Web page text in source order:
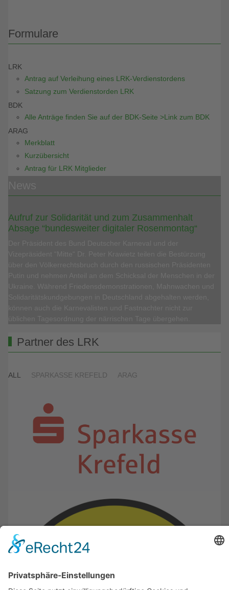
Formulare
LRK
Antrag auf Verleihung eines LRK-Verdienstordens
Satzung zum Verdienstorden LRK
BDK
Alle Anträge finden Sie auf der BDK-Seite >Link zum BDK
ARAG
Merkblatt
Kurzübersicht
Antrag für LRK Mitglieder
Aufruf zur Solidarität und zum Zusammenhalt
Absage “bundesweiter digitaler Rosenmontag“
Partner des LRK
ALL SPARKASSE KREFELD ARAG